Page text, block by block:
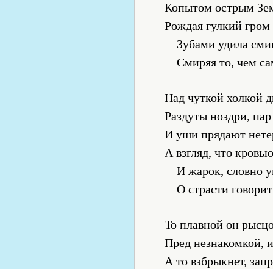
Копытом острым
Рождая гулкий гром
Зубами удила
Смиряя то, чем
Над чуткой холкой
Раздуты ноздри,
И уши прядают
А взгляд, что
И жарок, словно
О страсти
То плавной он
Пред незнакомкой,
А то взбрыкнет,